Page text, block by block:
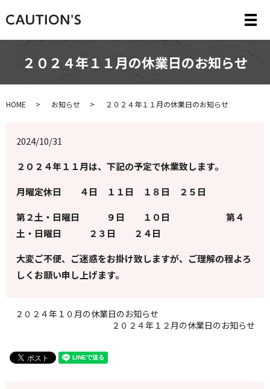
メ
２０２４年１１月の休業日のお知らせ
HOME お知らせ ２０２４年１１月の休業日のお知らせ
2024/10/31
２０２４年１１月は、下記の予定で休業致します。
月曜定休日 ４日 １１日 １８日 ２５日
第２土・日曜日 ９日 １０日 第４
土・日曜日 ２３日 ２４日
大変ご不便、ご迷惑をお掛け致しますが、ご理解の程よろ
しくお願い申し上げます。
２０２４年１０月の休業日のお知らせ
２０２４年１２月の休業日のお知らせ